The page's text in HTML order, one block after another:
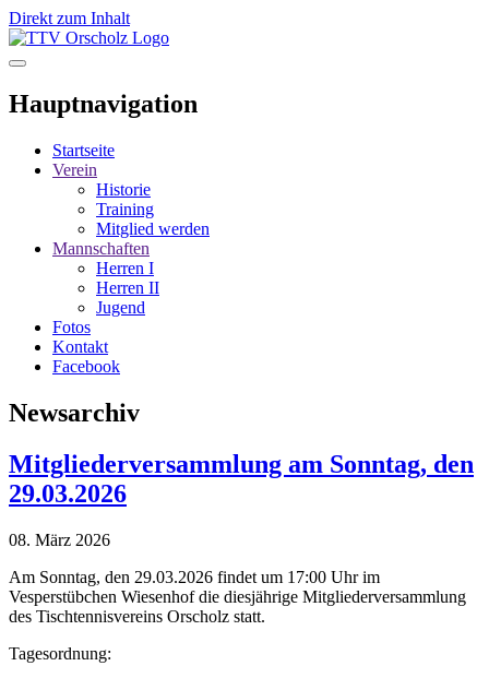
Direkt zum Inhalt
Hauptnavigation
Startseite
Verein
Historie
Training
Mitglied werden
Mannschaften
Herren I
Herren II
Jugend
Fotos
Kontakt
Facebook
Newsarchiv
Mitgliederversammlung am Sonntag, den
29.03.2026
08. März 2026
Am Sonntag, den 29.03.2026 findet um 17:00 Uhr im
Vesperstübchen Wiesenhof die diesjährige Mitgliederversammlung
des Tischtennisvereins Orscholz statt.
Tagesordnung: